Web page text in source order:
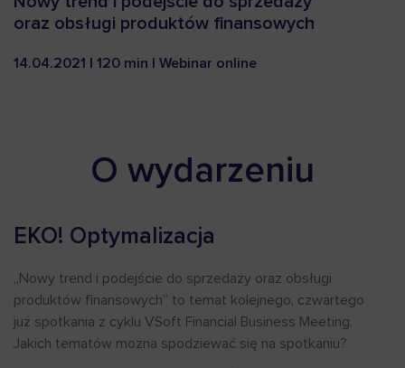
oraz obsługi produktów finansowych
14.04.2021 | 120 min | Webinar online
O wydarzeniu
EKO! Optymalizacja
„Nowy trend i podejście do sprzedaży oraz obsługi
produktów finansowych” to temat kolejnego, czwartego
już spotkania z cyklu VSoft Financial Business Meeting.
Jakich tematów można spodziewać się na spotkaniu?